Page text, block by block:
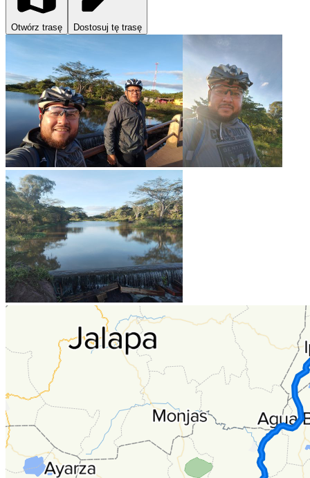
Otwórz trasę Dostosuj tę trasę